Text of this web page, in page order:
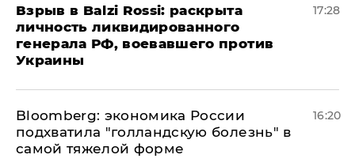
​Взрыв в Balzi Rossi: раскрыта
личность ликвидированного
генерала РФ, воевавшего против
Украины
17:28
Bloomberg: экономика России
подхватила "голландскую болезнь" в
самой тяжелой форме
16:20